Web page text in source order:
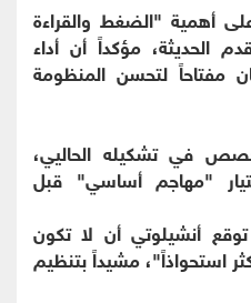
أهمية "الضغط والقراءة
الحديثة، مؤكداً أن أداء
مفتاحاً لتحسن المنظومة
في تشكيله الحاليي،
"مهاجم أساسي" قبل
أنشيلوتي أن لا تكون
استحواذاً"، مشيداً بتنظيم